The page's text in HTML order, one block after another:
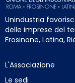
Unindustria
delle imprese del
Frosinone, Latina,
L'Associazione
Le sedi